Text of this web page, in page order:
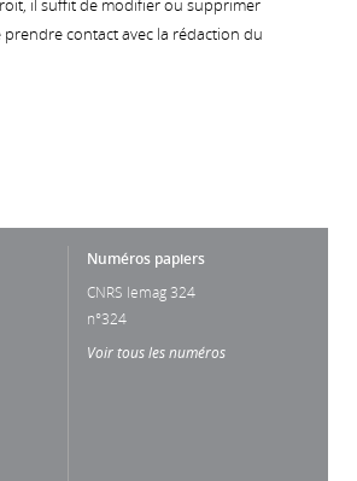
il suffit de modifier ou supprimer
contact avec la rédaction du
Numéros papiers
CNRS lemag 324
n°324
Voir tous les numéros